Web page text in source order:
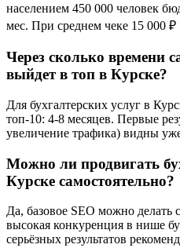
населением 450 000 человек
мес. При среднем чеке 15 000 ₽
Через сколько времени
выйдет в топ в Курске?
Для бухгалтерских услуг в
топ-10: 4-8 месяцев. Первые
увеличение трафика) видны
Можно ли продвигать
Курске самостоятельно?
Да, базовое SEO можно делать
высокая конкуренция в нише
серьёзных результатов